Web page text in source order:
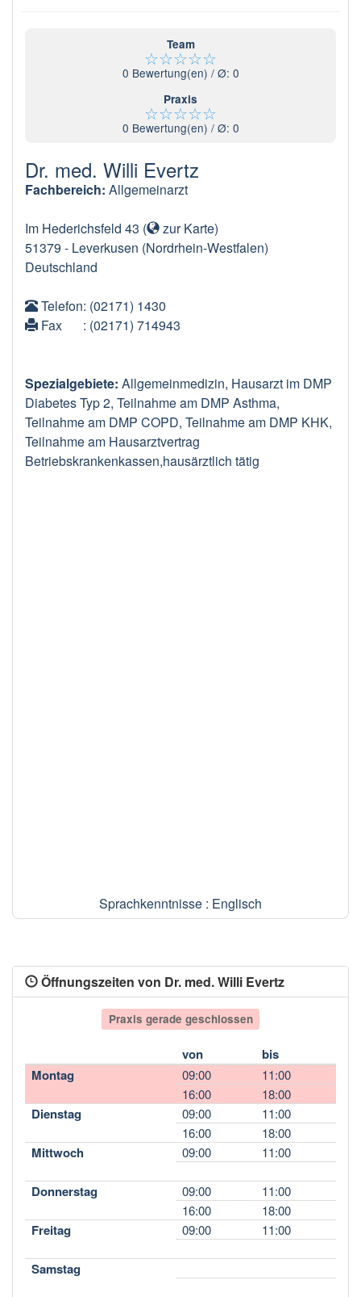
Team
☆☆☆☆☆
0 Bewertung(en) / Ø: 0
Praxis
☆☆☆☆☆
0 Bewertung(en) / Ø: 0
Dr. med. Willi Evertz
Fachbereich: Allgemeinarzt
Im Hederichsfeld 43 ( zur Karte)
51379 - Leverkusen (Nordrhein-Westfalen)
Deutschland
Telefon: (02171) 1430
Fax
: (02171) 714943
Spezialgebiete: Allgemeinmedizin, Hausarzt im DMP
Diabetes Typ 2, Teilnahme am DMP Asthma,
Teilnahme am DMP COPD, Teilnahme am DMP KHK,
Teilnahme am Hausarztvertrag
Betriebskrankenkassen,hausärztlich tätig
Sprachkenntnisse : Englisch
Öffnungszeiten von Dr. med. Willi Evertz
Praxis gerade geschlossen
von
bis
Montag
09:00
11:00
16:00
18:00
Dienstag 09:00
11:00
16:00
18:00
Mittwoch 09:00 11:00
Donnerstag 09:00
11:00
16:00
18:00
Freitag 09:00 11:00
Samstag